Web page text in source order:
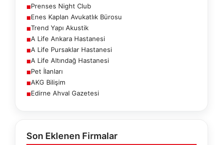
■Prenses Night Club
■Enes Kaplan Avukatlık Bürosu
■Trend Yapı Akustik
■A Life Ankara Hastanesi
■A Life Pursaklar Hastanesi
■A Life Altındağ Hastanesi
■Pet İlanları
■AKG Bilişim
■Edirne Ahval Gazetesi
Son Eklenen Firmalar